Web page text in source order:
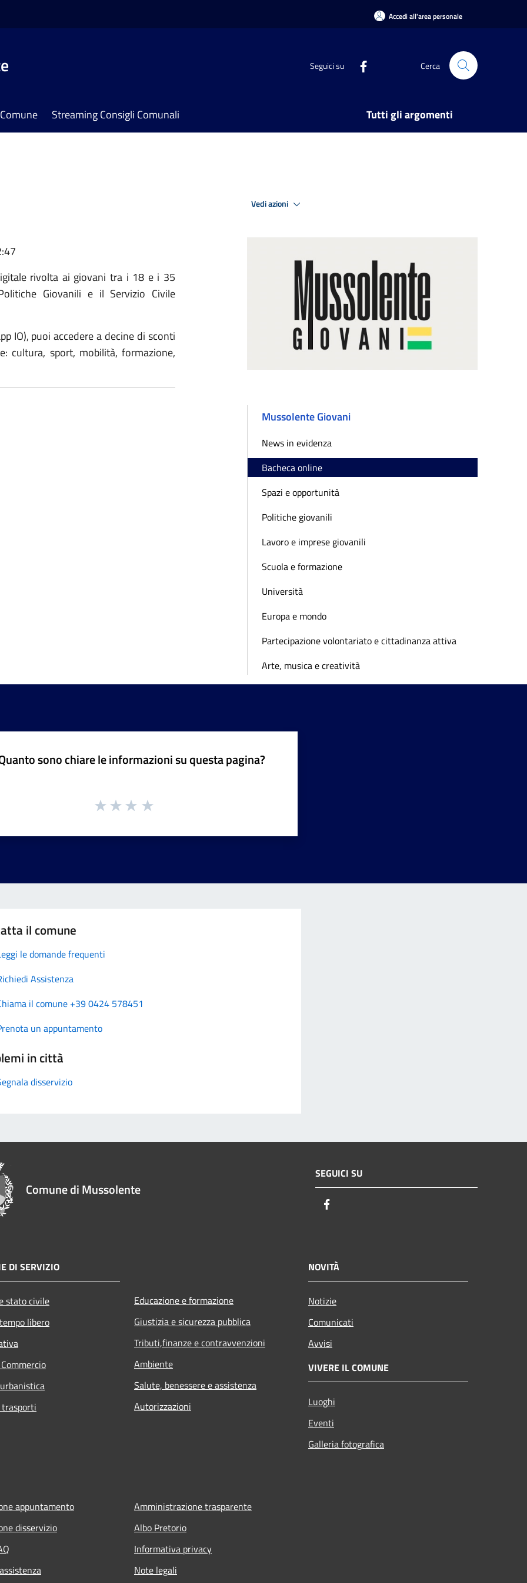
Accedi all'area personale
Seguici su Cerca
Streaming Consigli Comunali Tutti gli argomenti
rivolta ai giovani tra i 18 e i 35
Giovanili e il Servizio Civile
IO), puoi accedere a decine di sconti
cultura, sport, mobilità, formazione,
Vedi azioni
Mussolente Giovani
News in evidenza
Bacheca online
Spazi e opportunità
Politiche giovanili
Lavoro e imprese giovanili
Scuola e formazione
Università
Europa e mondo
Partecipazione volontariato e cittadinanza attiva
Arte, musica e creatività
sono chiare le informazioni su questa pagina?
il comune
le domande frequenti
Assistenza
il comune +39 0424 578451
un appuntamento
in città
disservizio
Comune di Mussolente
SEGUICI SU
DI SERVIZIO
stato civile
libero
Educazione e formazione
Giustizia e sicurezza pubblica
Tributi,finanze e contravvenzioni
Ambiente
Salute, benessere e assistenza
Autorizzazioni
NOVITÀ
Notizie
Comunicati
Avvisi
VIVERE IL COMUNE
Luoghi
Eventi
Galleria fotografica
appuntamento
disservizio
Amministrazione trasparente
Albo Pretorio
Informativa privacy
Note legali